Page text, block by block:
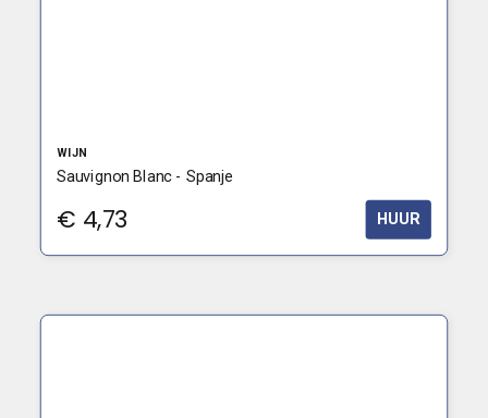
WIJN
Sauvignon Blanc - Spanje
€ 4,73 HUUR